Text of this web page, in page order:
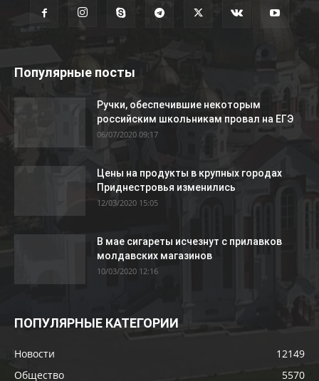
Популярные посты
Ручки, обеспечившие некоторым
российским школьникам провал на ЕГЭ
06/07/2020 09:17
Цены на продукты в крупных городах
Приднестровья изменились
12/03/2020 15:05
В мае сигареты исчезнут с прилавков
молдавских магазинов
10/03/2020 12:16
ПОПУЛЯРНЫЕ КАТЕГОРИИ
Новости
12149
Общество
5570